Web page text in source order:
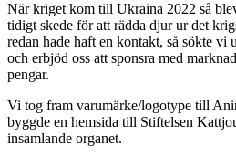
När kriget kom till Ukraina 2022 så
tidigt skede för att rädda djur ur det
redan hade haft en kontakt, så sökte vi
och erbjöd oss att sponsra med
pengar.
Vi tog fram varumärke/logotype till
byggde en hemsida till Stiftelsen
insamlande organet.